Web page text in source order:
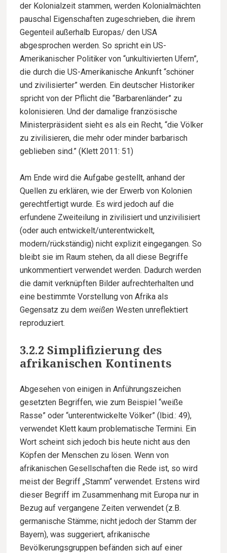
der Kolonialzeit stammen, werden Kolonialmächten
pauschal Eigenschaften zugeschrieben, die ihrem
Gegenteil außerhalb Europas/ den USA
abgesprochen werden. So spricht ein US-
Amerikanischer Politiker von “unkultivierten Ufern”,
die durch die US-Amerikanische Ankunft “schöner
und zivilisierter” werden. Ein deutscher Historiker
spricht von der Pflicht die “Barbarenländer” zu
kolonisieren. Und der damalige französische
Ministerpräsident sieht es als ein Recht, “die Völker
zu zivilisieren, die mehr oder minder barbarisch
geblieben sind.” (Klett 2011: 51)
Am Ende wird die Aufgabe gestellt, anhand der
Quellen zu erklären, wie der Erwerb von Kolonien
gerechtfertigt wurde. Es wird jedoch auf die
erfundene Zweiteilung in zivilisiert und unzivilisiert
(oder auch entwickelt/unterentwickelt,
modern/rückständig) nicht explizit eingegangen. So
bleibt sie im Raum stehen, da all diese Begriffe
unkommentiert verwendet werden. Dadurch werden
die damit verknüpften Bilder aufrechterhalten und
eine bestimmte Vorstellung von Afrika als
Gegensatz zu dem weißen Westen unreflektiert
reproduziert.
3.2.2 Simplifizierung des
afrikanischen Kontinents
Abgesehen von einigen in Anführungszeichen
gesetzten Begriffen, wie zum Beispiel “weiße
Rasse” oder “unterentwickelte Völker” (Ibid.: 49),
verwendet Klett kaum problematische Termini. Ein
Wort scheint sich jedoch bis heute nicht aus den
Köpfen der Menschen zu lösen. Wenn von
afrikanischen Gesellschaften die Rede ist, so wird
meist der Begriff „Stamm“ verwendet. Erstens wird
dieser Begriff im Zusammenhang mit Europa nur in
Bezug auf vergangene Zeiten verwendet (z.B.
germanische Stämme; nicht jedoch der Stamm der
Bayern), was suggeriert, afrikanische
Bevölkerungsgruppen befänden sich auf einer